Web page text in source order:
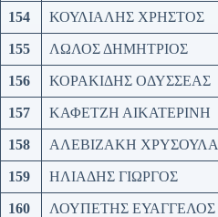
154 ΚΟΥΛΙΑΛΗΣ ΧΡΗΣΤΟΣ
155 ΛΩΛΟΣ ΔΗΜΗΤΡΙΟΣ
156 ΚΟΡΑΚΙΔΗΣ ΟΔΥΣΣΕΑΣ
157 ΚΑΦΕΤΖΗ ΑΙΚΑΤΕΡΙΝΗ
158 ΑΛΕΒΙΖΑΚΗ ΧΡΥΣΟΥΛΑ
159 ΗΛΙΑΔΗΣ ΓΙΩΡΓΟΣ
160 ΛΟΥΠΕΤΗΣ ΕΥΑΓΓΕΛΟΣ